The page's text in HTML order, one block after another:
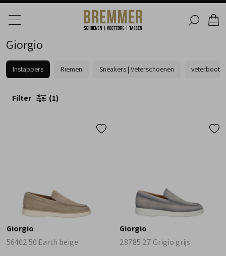
Giorgio
Instappers Riemen Sneakers | Veterschoenen veterboots
Filter 1
Giorgio
56402 50 Earth beige
Giorgio
28785 27 Grigio grijs